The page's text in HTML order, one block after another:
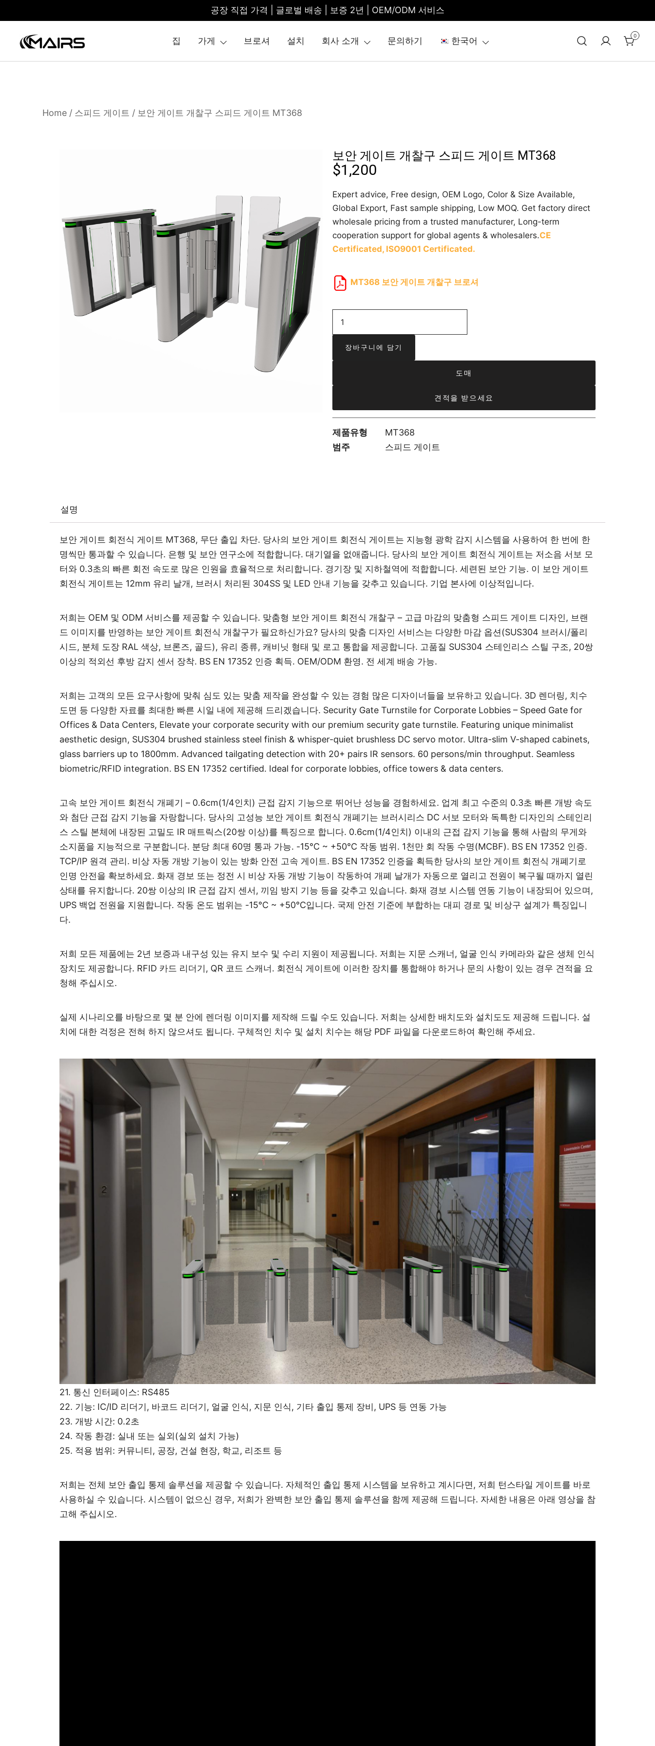
공장 직접 가격 | 글로벌 배송 | 보증 2년 | OEM/ODM 서비스
집 가게 브로셔 설치 회사 소개 문의하기 한국어 0
Home / 스피드 게이트 / 보안 게이트 개찰구 스피드 게이트 MT368
보안 게이트 개찰구 스피드 게이트 MT368
$1,200
Expert advice, Free design, OEM Logo, Color & Size Available,
Global Export, Fast sample shipping, Low MOQ. Get factory direct
wholesale pricing from a trusted manufacturer, Long-term
cooperation support for global agents & wholesalers.CE
Certificated, ISO9001 Certificated.
MT368 보안 게이트 개찰구 브로셔
장바구니에 담기
도매
견적을 받으세요
제품유형
MT368
범주
스피드 게이트
설명
보안 게이트 회전식 게이트 MT368, 무단 출입 차단. 당사의 보안 게이트 회전식 게이트는 지능형 광학 감지 시스템을 사용하여 한 번에 한
명씩만 통과할 수 있습니다. 은행 및 보안 연구소에 적합합니다. 대기열을 없애줍니다. 당사의 보안 게이트 회전식 게이트는 저소음 서보 모
터와 0.3초의 빠른 회전 속도로 많은 인원을 효율적으로 처리합니다. 경기장 및 지하철역에 적합합니다. 세련된 보안 기능. 이 보안 게이트
회전식 게이트는 12mm 유리 날개, 브러시 처리된 304SS 및 LED 안내 기능을 갖추고 있습니다. 기업 본사에 이상적입니다.
저희는 OEM 및 ODM 서비스를 제공할 수 있습니다. 맞춤형 보안 게이트 회전식 개찰구 – 고급 마감의 맞춤형 스피드 게이트 디자인, 브랜
드 이미지를 반영하는 보안 게이트 회전식 개찰구가 필요하신가요? 당사의 맞춤 디자인 서비스는 다양한 마감 옵션(SUS304 브러시/폴리
시드, 분체 도장 RAL 색상, 브론즈, 골드), 유리 종류, 캐비닛 형태 및 로고 통합을 제공합니다. 고품질 SUS304 스테인리스 스틸 구조, 20쌍
이상의 적외선 후방 감지 센서 장착. BS EN 17352 인증 획득. OEM/ODM 환영. 전 세계 배송 가능.
저희는 고객의 모든 요구사항에 맞춰 심도 있는 맞춤 제작을 완성할 수 있는 경험 많은 디자이너들을 보유하고 있습니다. 3D 렌더링, 치수
도면 등 다양한 자료를 최대한 빠른 시일 내에 제공해 드리겠습니다. Security Gate Turnstile for Corporate Lobbies – Speed Gate for
Offices & Data Centers, Elevate your corporate security with our premium security gate turnstile. Featuring unique minimalist
aesthetic design, SUS304 brushed stainless steel finish & whisper-quiet brushless DC servo motor. Ultra-slim V-shaped cabinets,
glass barriers up to 1800mm. Advanced tailgating detection with 20+ pairs IR sensors. 60 persons/min throughput. Seamless
biometric/RFID integration. BS EN 17352 certified. Ideal for corporate lobbies, office towers & data centers.
고속 보안 게이트 회전식 개폐기 – 0.6cm(1/4인치) 근접 감지 기능으로 뛰어난 성능을 경험하세요. 업계 최고 수준의 0.3초 빠른 개방 속도
와 첨단 근접 감지 기능을 자랑합니다. 당사의 고성능 보안 게이트 회전식 개폐기는 브러시리스 DC 서보 모터와 독특한 디자인의 스테인리
스 스틸 본체에 내장된 고밀도 IR 매트릭스(20쌍 이상)를 특징으로 합니다. 0.6cm(1/4인치) 이내의 근접 감지 기능을 통해 사람의 무게와
소지품을 지능적으로 구분합니다. 분당 최대 60명 통과 가능. -15°C ~ +50°C 작동 범위. 1천만 회 작동 수명(MCBF). BS EN 17352 인증.
TCP/IP 원격 관리. 비상 자동 개방 기능이 있는 방화 안전 고속 게이트. BS EN 17352 인증을 획득한 당사의 보안 게이트 회전식 개폐기로
인명 안전을 확보하세요. 화재 경보 또는 정전 시 비상 자동 개방 기능이 작동하여 개폐 날개가 자동으로 열리고 전원이 복구될 때까지 열린
상태를 유지합니다. 20쌍 이상의 IR 근접 감지 센서, 끼임 방지 기능 등을 갖추고 있습니다. 화재 경보 시스템 연동 기능이 내장되어 있으며,
UPS 백업 전원을 지원합니다. 작동 온도 범위는 -15°C ~ +50°C입니다. 국제 안전 기준에 부합하는 대피 경로 및 비상구 설계가 특징입니
다.
저희 모든 제품에는 2년 보증과 내구성 있는 유지 보수 및 수리 지원이 제공됩니다. 저희는 지문 스캐너, 얼굴 인식 카메라와 같은 생체 인식
장치도 제공합니다. RFID 카드 리더기, QR 코드 스캐너. 회전식 게이트에 이러한 장치를 통합해야 하거나 문의 사항이 있는 경우 견적을 요
청해 주십시오.
실제 시나리오를 바탕으로 몇 분 안에 렌더링 이미지를 제작해 드릴 수도 있습니다. 저희는 상세한 배치도와 설치도도 제공해 드립니다. 설
치에 대한 걱정은 전혀 하지 않으셔도 됩니다. 구체적인 치수 및 설치 치수는 해당 PDF 파일을 다운로드하여 확인해 주세요.
기술적 매개변수:
1. 크기: 1400*150*980mm(사용자 정의 가능)
2. 차선 폭 : 600mm(표준) 900mm(장애인)
3. 암 재질: 강화 유리
4. 통과 속도: 분당 40명
5. 전원 공급 장치: 110V/220V 50/60hz
6. 브러시리스 모터: 40W
7. 게이트 개방 신호: 접점/릴레이
8. 모터 구동: 24V
9. 무게: 70kg/pcs
10. 충격 방지 메커니즘, 힘 충격이 가해지면 자동으로 재설정됨
11. 케이스 재질: 304 스테인리스강
12. 메커니즘의 신뢰성: 500만, 무과실
15. 홀 스위치 위치 감지 암으로 더욱 정밀한 위치 확인 가능
16. 작동 방향: 양방향/단방향
17. 비상 상황: 정전 시 자동 개방. 백업 배터리 내장
18. 습도: ≤90％
19. 작동 온도: -20℃～60℃
20. 통신 거리: ≤1200m
21. 통신 인터페이스: RS485
22. 기능: IC/ID 리더기, 바코드 리더기, 얼굴 인식, 지문 인식, 기타 출입 통제 장비, UPS 등 연동 가능
23. 개방 시간: 0.2초
24. 작동 환경: 실내 또는 실외(실외 설치 가능)
25. 적용 범위: 커뮤니티, 공장, 건설 현장, 학교, 리조트 등
저희는 전체 보안 출입 통제 솔루션을 제공할 수 있습니다. 자체적인 출입 통제 시스템을 보유하고 계시다면, 저희 턴스타일 게이트를 바로
사용하실 수 있습니다. 시스템이 없으신 경우, 저희가 완벽한 보안 출입 통제 솔루션을 함께 제공해 드립니다. 자세한 내용은 아래 영상을 참
고해 주십시오.